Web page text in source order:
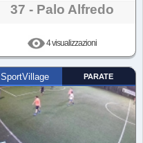
37 - Palo Alfredo
4 visualizzazioni
SportVillage PARATE